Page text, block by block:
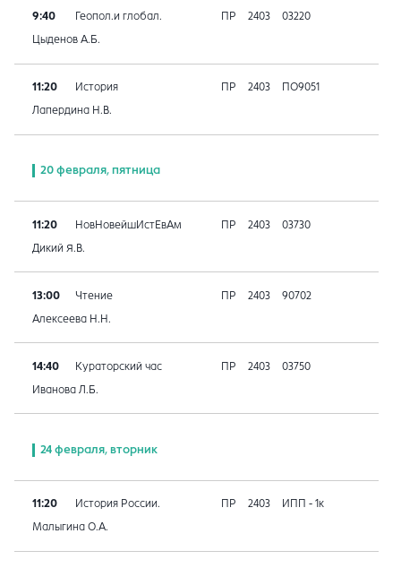
9:40 Геопол.и глобал. ПР 2403 03220
Цыденов А.Б.
11:20 История ПР 2403 ПО9051
Лапердина Н.В.
20 февраля, пятница
11:20 НовНовейшИстЕвАм ПР 2403 03730
Дикий Я.В.
13:00 Чтение ПР 2403 90702
Алексеева Н.Н.
14:40 Кураторский час ПР 2403 03750
Иванова Л.Б.
24 февраля, вторник
11:20 История России. ПР 2403 ИПП - 1к
Малыгина О.А.